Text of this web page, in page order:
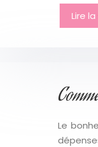
Lire
Le